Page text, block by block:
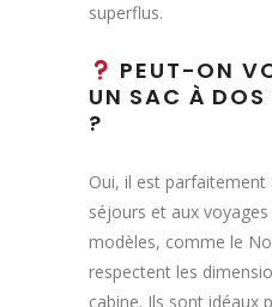
superflus.
PEUT-ON
UN SAC À DOS
?
Oui, il est
séjours et aux
modèles, comme le
respectent les
cabine. Ils sont idéaux